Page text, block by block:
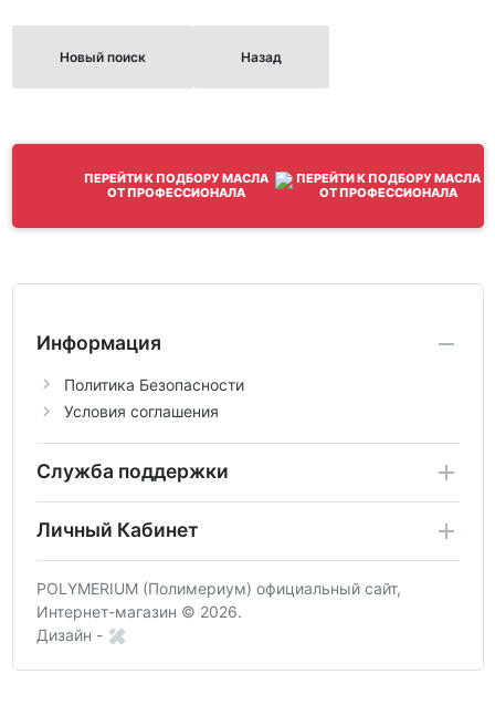
Новый поиск Назад
ПЕРЕЙТИ К ПОДБОРУ МАСЛА
ОТ ПРОФЕССИОНАЛА
Информация
Политика Безопасности
Условия соглашения
Служба поддержки
Личный Кабинет
POLYMERIUM (Полимериум) официальный сайт,
Интернет-магазин © 2026.
Дизайн -